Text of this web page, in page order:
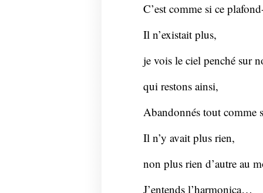
C’est comme si ce
Il n’existait plus,
je vois le ciel penché sur
qui restons ainsi,
Abandonnés tout comme
Il n’y avait plus rien,
non plus rien d’autre au
J’entends l’harmonica…